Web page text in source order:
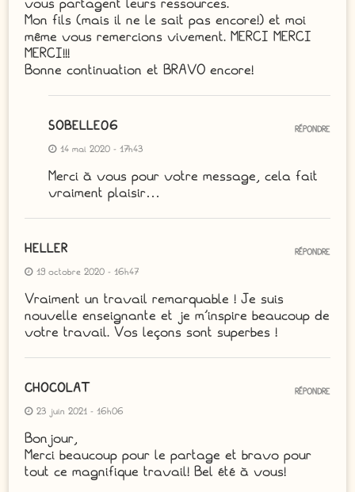
Mon fils (mais il ne le sait pas encore!) et moi
même vous remercions vivement. MERCI MERCI
MERCI!!!
Bonne continuation et BRAVO encore!
SOBELLE06
14 mai 2020 - 17h43
Merci à vous pour votre message, cela fait
vraiment plaisir…
RÉPONDRE
HELLER
19 octobre 2020 - 16h47
Vraiment un travail remarquable ! Je suis
nouvelle enseignante et je m’inspire beaucoup de
votre travail. Vos leçons sont superbes !
RÉPONDRE
CHOCOLAT
23 juin 2021 - 16h06
Bonjour,
Merci beaucoup pour le partage et bravo pour
tout ce magnifique travail! Bel été à vous!
RÉPONDRE